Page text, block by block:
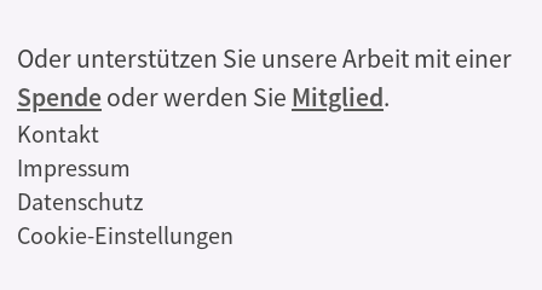
Oder unterstützen Sie unsere Arbeit mit einer
Spendeoder werden Sie Mitglied.
Rechtliches
Kontakt
Impressum
Datenschutz
Cookie-Einstellungen